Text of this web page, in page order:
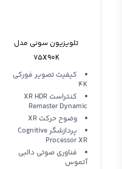
تلویزیون سونی مدل
75X90K
کیفیت تصویر فورکی
4K
کنتراست XR HDR
Remaster Dynamic
وضوح حرکت XR
پردازشگر Cognitive
Processor XR
فناوری صوتی دالبی
آتموس